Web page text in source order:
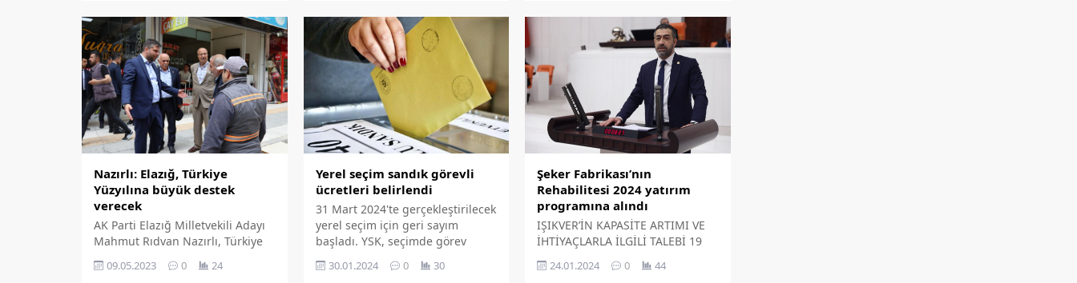
eklenmemişse bu alan boş kalır.
Divanı üyeleri belli oldu. Yeni
açıklanan listede Elazığ'dan 4
ismin yer alması şehirde
memnuniyet oluşturdu.
Nazırlı: Elazığ, Türkiye
Yüzyılına büyük destek
verecek
AK Parti Elazığ Milletvekili Adayı
Mahmut Rıdvan Nazırlı, Türkiye
Yüzyılının eser ve hizmet siyaseti
üzerinden yükseleceğini
09.05.2023 0 24
Yerel seçim sandık görevli
ücretleri belirlendi
31 Mart 2024'te gerçekleştirilecek
yerel seçim için geri sayım
başladı. YSK, seçimde görev
alacak sandık kurulu başkanı,
memur üyeler ve bina
30.01.2024 0 30
Şeker Fabrikası’nın
Rehabilitesi 2024 yatırım
programına alındı
IŞIKVER’İN KAPASİTE ARTIMI VE
İHTİYAÇLARLA İLGİLİ TALEBİ 19
Ekim 2023 tarihinde Tarım ve
Orman Bakanı İbrahim Yumaklı’yı
24.01.2024 0 44